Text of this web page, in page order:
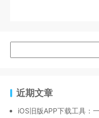
近期文章
iOS旧版APP下载工具：